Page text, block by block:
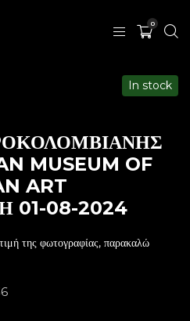
0
MUSEUM OF
ART
01-08-2024
In stock
της φωτογραφίας, παρακαλώ